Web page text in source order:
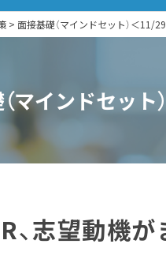
> 面接基礎（マインドセット）＜11/
マインドセッ
、志望動機が